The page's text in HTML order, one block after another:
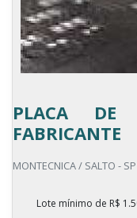
PLACA DE
FABRICANTE
MONTECNICA / SALTO - SP
Lote mínimo de R$